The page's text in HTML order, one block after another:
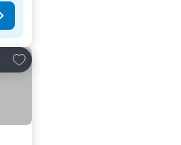
Lisää suosikkeihin